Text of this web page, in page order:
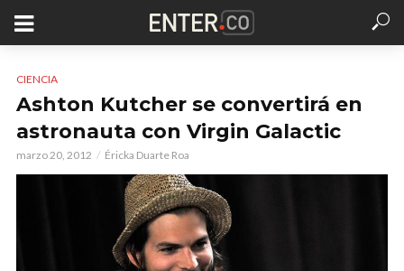
CIENCIA
Ashton Kutcher se convertirá en
astronauta con Virgin Galactic
marzo 20, 2012 Éricka Duarte Roa